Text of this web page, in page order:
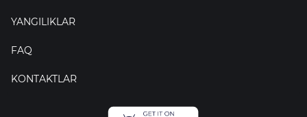
YANGILIKLAR
FAQ
KONTAKTLAR